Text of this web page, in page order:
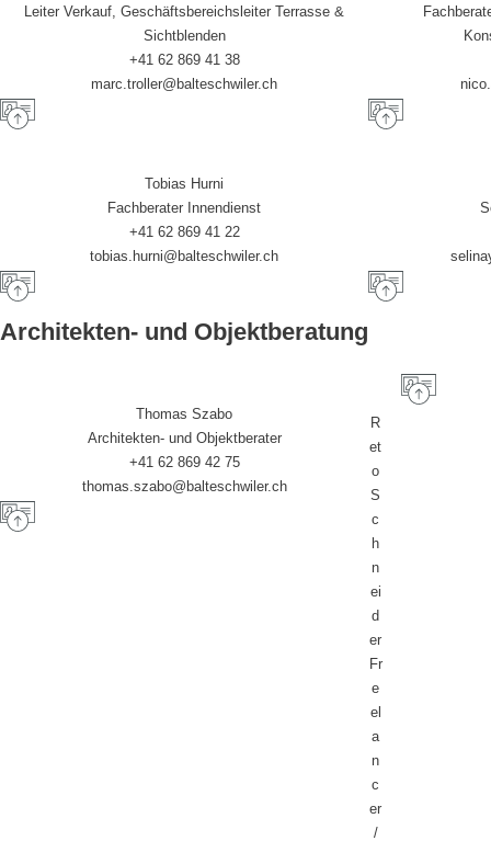
Leiter Verkauf, Geschäftsbereichsleiter Terrasse &
Sichtblenden
+41 62 869 41 38
marc.troller@balteschwiler.ch
Tobias Hurni
Fachberater Innendienst
+41 62 869 41 22
tobias.hurni@balteschwiler.ch
Architekten- und Objektberatung
Thomas Szabo
Architekten- und Objektberater
+41 62 869 42 75
thomas.szabo@balteschwiler.ch
R
et
o
S
c
h
n
ei
d
er
Fr
e
el
a
n
c
er
/